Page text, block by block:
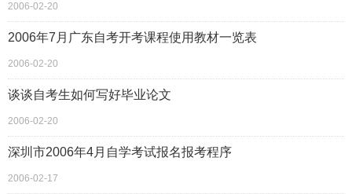
2006-02-20
2006年7月广东自考开考课程使用教材一览表
2006-02-20
谈谈自考生如何写好毕业论文
2006-02-20
深圳市2006年4月自学考试报名报考程序
2006-02-17